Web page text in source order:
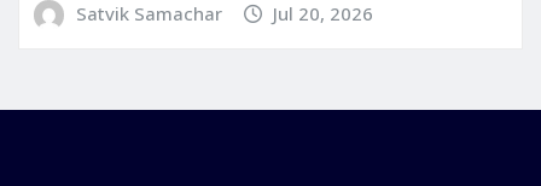
Satvik Samachar Jul 20, 2026